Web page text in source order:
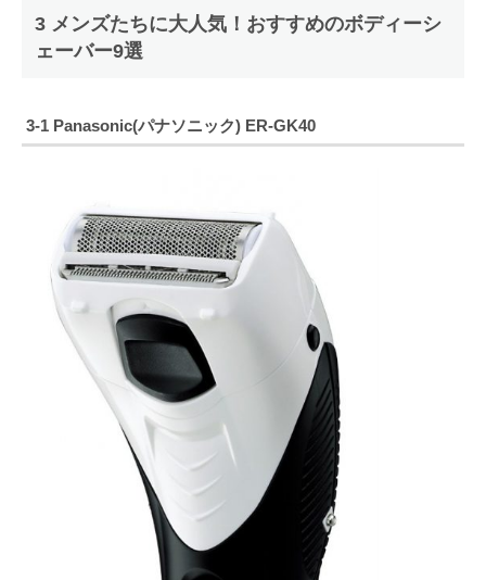
3 メンズたちに大人気！おすすめのボディーシ
ェーバー9選
3-1 Panasonic(パナソニック) ER-GK40